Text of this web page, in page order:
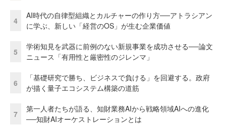
4
AI時代の自律型組織とカルチャーの作り方──アトラシアン
に学ぶ、新しい「経営のOS」が生む企業価値
5
学術知見を武器に前例のない新規事業を成功させる──論文
ニュース「有用性と厳密性のジレンマ」
6
「基礎研究で勝ち、ビジネスで負ける」を回避する。政府
が描く量子エコシステム構築の道筋
7
第一人者たちが語る、知財業務AIから戦略領域AIへの進化
──知財AIオーケストレーションとは